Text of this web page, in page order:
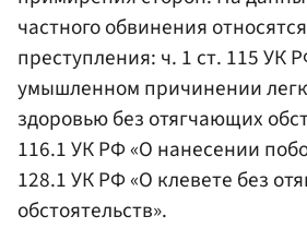
частного обвинения
преступления: ч. 1 ст. 115 УК
умышленном причинении
здоровью без отягчающих
116.1 УК РФ «О нанесении
128.1 УК РФ «О клевете без
обстоятельств».